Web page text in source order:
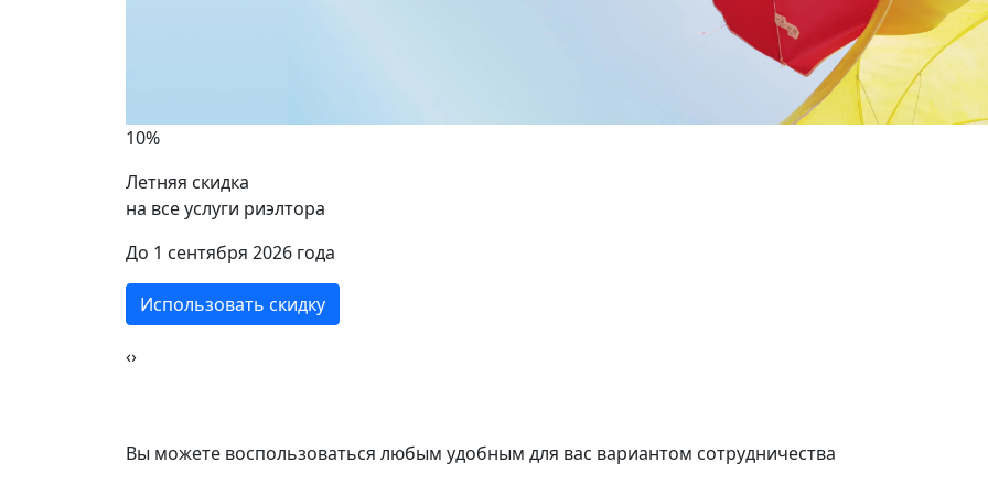
10%
Летняя скидка
на все услуги риэлтора
До 1 сентября 2026 года
Использовать скидку
‹›
Вы можете воспользоваться любым удобным для вас вариантом сотрудничества